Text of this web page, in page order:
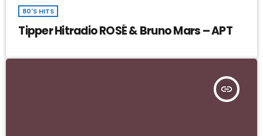
80'S HITS
Tipper Hitradio ROSÉ & Bruno Mars – APT
insert_link